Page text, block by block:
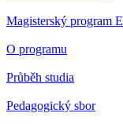
Magisterský program
O programu
Průběh studia
Pedagogický sbor